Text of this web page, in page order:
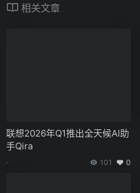
相关文章
联想2026年Q1推出全天候AI助
手Qira
101 0